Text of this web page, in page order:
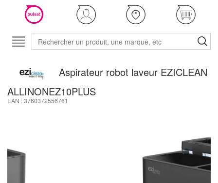
Aspirateur robot laveur EZICLEAN
ALLINONEZ10PLUS
EAN : 3760372556761